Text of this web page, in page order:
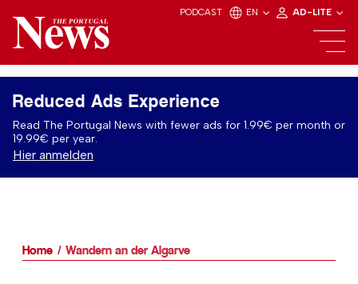
PODCAST EN AD-LITE
Reduced Ads Experience
Read The Portugal News with fewer ads for 1.99€ per month or
19.99€ per year.
Hier anmelden
Home Wandern an der Algarve